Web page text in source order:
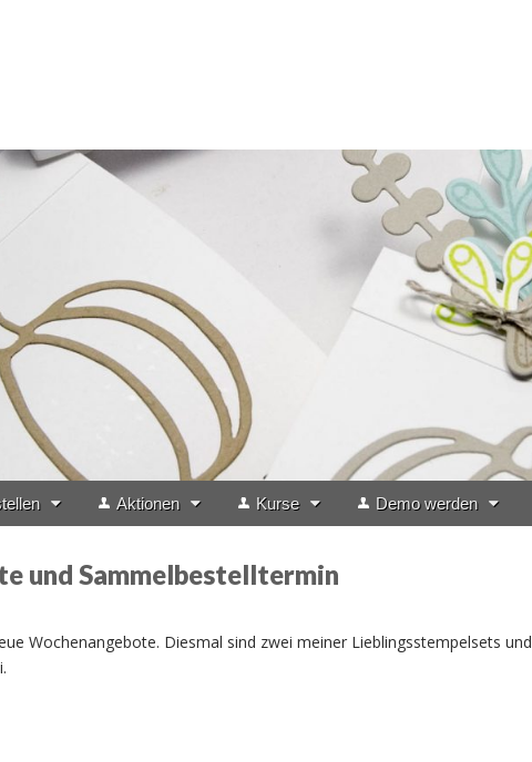
Aktionen Kurse Demo werden
und Sammelbestelltermin
Wochenangebote. Diesmal sind zwei meiner Lieblingsstempelsets und